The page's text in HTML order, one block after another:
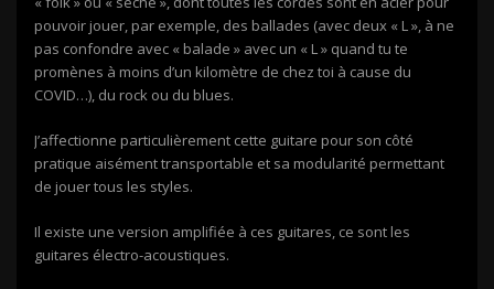
pouvoir jouer, par exemple, des ballades (avec deux « L », à ne
pas confondre avec « balade » avec un « L » quand tu te
promènes à moins d’un kilomètre de chez toi à cause du
COVID…), du rock ou du blues.
J’affectionne particulièrement cette guitare pour son côté
pratique aisément transportable et sa modularité permettant
de jouer tous les styles.
Il existe une version amplifiée à ces guitares, ce sont les
guitares électro-acoustiques.